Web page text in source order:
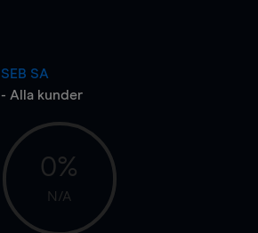
SEB SA
- Alla kunder
0%
N/A